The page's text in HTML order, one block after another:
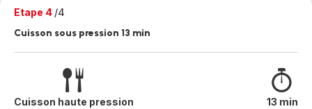
Etape 4 /4
Cuisson sous pression 13 min
Cuisson haute pression 13 min